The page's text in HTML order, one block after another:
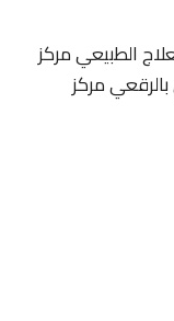
الطبيعي مركز
مركز